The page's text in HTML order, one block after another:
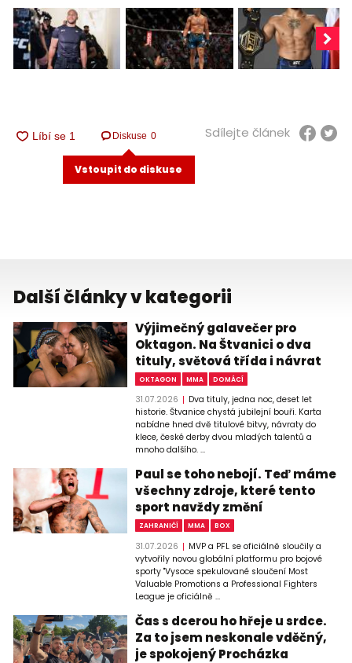
Diskuse 0
Vstoupit do diskuse
Sdílejte článek
Další články v kategorii
Výjimečný galavečer pro
Oktagon. Na Štvanici o dva
tituly, světová třída i návrat
OKTAGON MMA DOMÁCÍ
31.07.2026
Dva tituly, jedna noc, deset let
historie. Štvanice chystá jubilejní bouři. Karta
nabídne hned dvě titulové bitvy, návraty do
klece, české derby dvou mladých talentů a
mnoho dalšího. ...
Paul se toho nebojí. Teď máme
všechny zdroje, které tento
sport navždy změní
ZAHRANIČÍ MMA BOX
31.07.2026
MVP a PFL se oficiálně sloučily a
vytvořily novou globální platformu pro bojové
sporty "Vysoce spekulované sloučení Most
Valuable Promotions a Professional Fighters
League je oficiálně ...
Čas s dcerou ho hřeje u srdce.
Za to jsem neskonale vděčný,
je spokojený Procházka